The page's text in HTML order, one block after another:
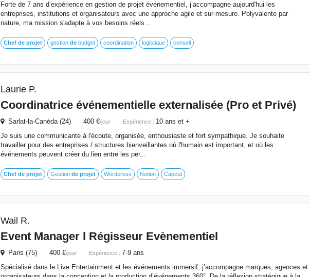
Forte de 7 ans d’expérience en gestion de projet événementiel, j’accompagne aujourd'hui les
entreprises, institutions et organisateurs avec une approche agile et sur-mesure. Polyvalente par
nature, ma mission s'adapte à vos besoins réels...
Chef de projet gestion debudget coordination logistique conseil
Laurie P.
Coordinatrice événementielle externalisée (Pro et Privé)
Sarlat-la-Canéda (24) 400 €/jour Expérience : 10 ans et +
Je suis une communicante à l'écoute, organisée, enthousiaste et fort sympathique. Je souhaite
travailler pour des entreprises / structures bienveillantes où l'humain est important, et où les
événements peuvent créer du lien entre les per...
Chef de projet Gestion de projet Wordpress Notion Capcut
Wail R.
Event Manager l Régisseur Evènementiel
Paris (75) 400 €/jour Expérience : 7-9 ans
Spécialisé dans le Live Entertainment et les événements immersif, j’accompagne marques, agences et